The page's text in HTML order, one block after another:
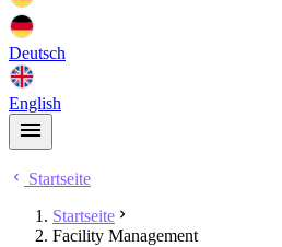
Deutsch
English
Startseite
Startseite
Facility Management